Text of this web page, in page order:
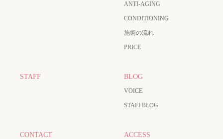
ANTI-AGING
CONDITIONING
施術の流れ
PRICE
STAFF BLOG
VOICE
STAFFBLOG
CONTACT ACCESS